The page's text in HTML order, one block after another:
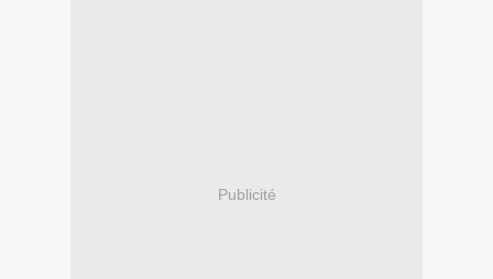
Publicité